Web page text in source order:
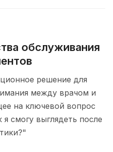
обслуживания
решение для
между врачом и
на ключевой вопрос
смогу выглядеть после